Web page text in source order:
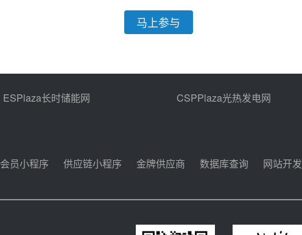
马上参与
ESPlaza长时储能网 CSPPlaza光热发电网
会员小程序 供应链小程序 金牌供应商 数据库查询 网站开发